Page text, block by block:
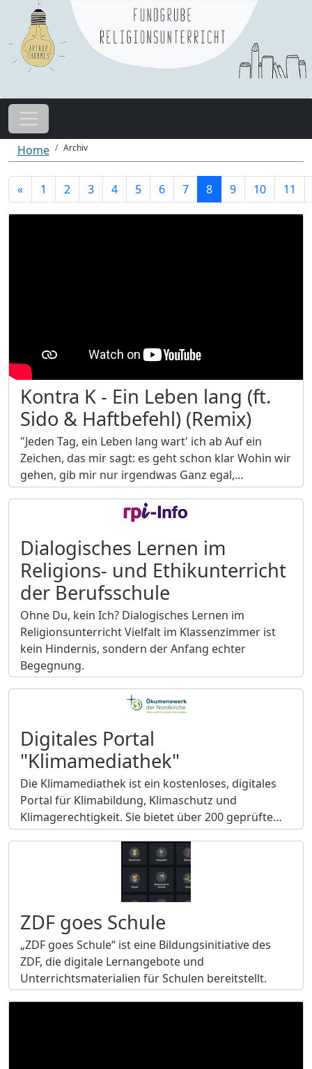
Home Archiv
« 1 2 3 4 5 6 7 8 9 10 11
Kontra K - Ein Leben lang (ft.
Sido & Haftbefehl) (Remix)
"Jeden Tag, ein Leben lang wart' ich ab Auf ein
Zeichen, das mir sagt: es geht schon klar Wohin wir
gehen, gib mir nur irgendwas Ganz egal,…
Dialogisches Lernen im
Religions- und Ethikunterricht
der Berufsschule
Ohne Du, kein Ich? Dialogisches Lernen im
Religionsunterricht Vielfalt im Klassenzimmer ist
kein Hindernis, sondern der Anfang echter
Begegnung.
Digitales Portal
"Klimamediathek"
Die Klimamediathek ist ein kostenloses, digitales
Portal für Klimabildung, Klimaschutz und
Klimagerechtigkeit. Sie bietet über 200 geprüfte…
ZDF goes Schule
„ZDF goes Schule“ ist eine Bildungsinitiative des
ZDF, die digitale Lernangebote und
Unterrichtsmaterialien für Schulen bereitstellt.